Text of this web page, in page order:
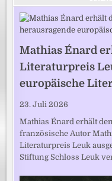
Mathias Énard
Literaturpreis
europäische
23. Juli 2026
Mathias Énard erhält
französische Autor
Literaturpreis Leuk
Stiftung Schloss Leuk